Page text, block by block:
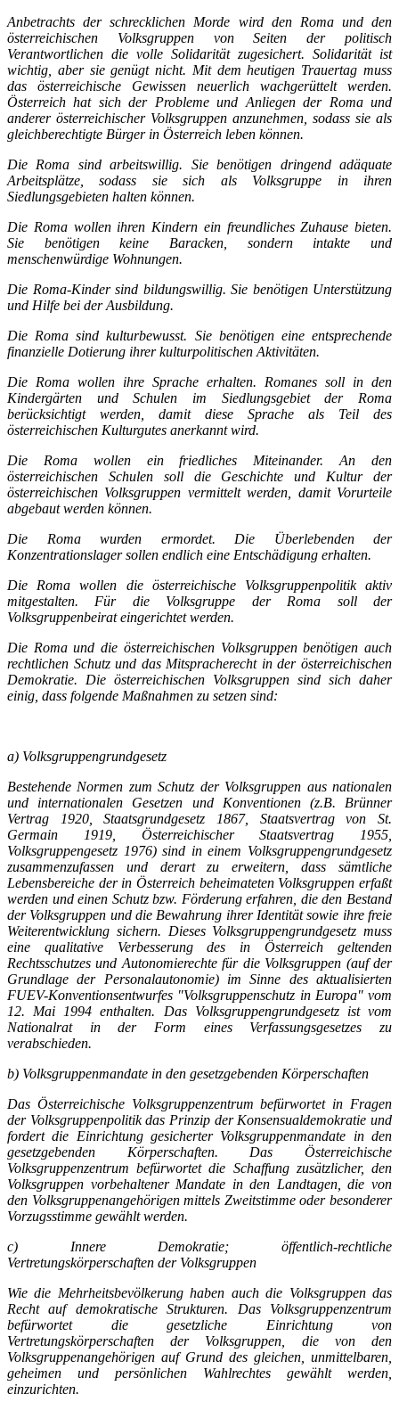
Anbetrachts der schrecklichen Morde wird den Roma und den
österreichischen Volksgruppen von Seiten der politisch
Verantwortlichen die volle Solidarität zugesichert. Solidarität ist
wichtig, aber sie genügt nicht. Mit dem heutigen Trauertag muss
das österreichische Gewissen neuerlich wachgerüttelt werden.
Österreich hat sich der Probleme und Anliegen der Roma und
anderer österreichischer Volksgruppen anzunehmen, sodass sie als
gleichberechtigte Bürger in Österreich leben können.
Die Roma sind arbeitswillig. Sie benötigen dringend adäquate
Arbeitsplätze, sodass sie sich als Volksgruppe in ihren
Siedlungsgebieten halten können.
Die Roma wollen ihren Kindern ein freundliches Zuhause bieten.
Sie benötigen keine Baracken, sondern intakte und
menschenwürdige Wohnungen.
Die Roma-Kinder sind bildungswillig. Sie benötigen Unterstützung
und Hilfe bei der Ausbildung.
Die Roma sind kulturbewusst. Sie benötigen eine entsprechende
finanzielle Dotierung ihrer kulturpolitischen Aktivitäten.
Die Roma wollen ihre Sprache erhalten. Romanes soll in den
Kindergärten und Schulen im Siedlungsgebiet der Roma
berücksichtigt werden, damit diese Sprache als Teil des
österreichischen Kulturgutes anerkannt wird.
Die Roma wollen ein friedliches Miteinander. An den
österreichischen Schulen soll die Geschichte und Kultur der
österreichischen Volksgruppen vermittelt werden, damit Vorurteile
abgebaut werden können.
Die Roma wurden ermordet. Die Überlebenden der
Konzentrationslager sollen endlich eine Entschädigung erhalten.
Die Roma wollen die österreichische Volksgruppenpolitik aktiv
mitgestalten. Für die Volksgruppe der Roma soll der
Volksgruppenbeirat eingerichtet werden.
Die Roma und die österreichischen Volksgruppen benötigen auch
rechtlichen Schutz und das Mitspracherecht in der österreichischen
Demokratie. Die österreichischen Volksgruppen sind sich daher
einig, dass folgende Maßnahmen zu setzen sind:
a) Volksgruppengrundgesetz
Bestehende Normen zum Schutz der Volksgruppen aus nationalen
und internationalen Gesetzen und Konventionen (z.B. Brünner
Vertrag 1920, Staatsgrundgesetz 1867, Staatsvertrag von St.
Germain 1919, Österreichischer Staatsvertrag 1955,
Volksgruppengesetz 1976) sind in einem Volksgruppengrundgesetz
zusammenzufassen und derart zu erweitern, dass sämtliche
Lebensbereiche der in Österreich beheimateten Volksgruppen erfaßt
werden und einen Schutz bzw. Förderung erfahren, die den Bestand
der Volksgruppen und die Bewahrung ihrer Identität sowie ihre freie
Weiterentwicklung sichern. Dieses Volksgruppengrundgesetz muss
eine qualitative Verbesserung des in Österreich geltenden
Rechtsschutzes und Autonomierechte für die Volksgruppen (auf der
Grundlage der Personalautonomie) im Sinne des aktualisierten
FUEV-Konventionsentwurfes "Volksgruppenschutz in Europa" vom
12. Mai 1994 enthalten. Das Volksgruppengrundgesetz ist vom
Nationalrat in der Form eines Verfassungsgesetzes zu
verabschieden.
b) Volksgruppenmandate in den gesetzgebenden Körperschaften
Das Österreichische Volksgruppenzentrum befürwortet in Fragen
der Volksgruppenpolitik das Prinzip der Konsensualdemokratie und
fordert die Einrichtung gesicherter Volksgruppenmandate in den
gesetzgebenden Körperschaften. Das Österreichische
Volksgruppenzentrum befürwortet die Schaffung zusätzlicher, den
Volksgruppen vorbehaltener Mandate in den Landtagen, die von
den Volksgruppenangehörigen mittels Zweitstimme oder besonderer
Vorzugsstimme gewählt werden.
c) Innere Demokratie; öffentlich-rechtliche
Vertretungskörperschaften der Volksgruppen
Wie die Mehrheitsbevölkerung haben auch die Volksgruppen das
Recht auf demokratische Strukturen. Das Volksgruppenzentrum
befürwortet die gesetzliche Einrichtung von
Vertretungskörperschaften der Volksgruppen, die von den
Volksgruppenangehörigen auf Grund des gleichen, unmittelbaren,
geheimen und persönlichen Wahlrechtes gewählt werden,
einzurichten.